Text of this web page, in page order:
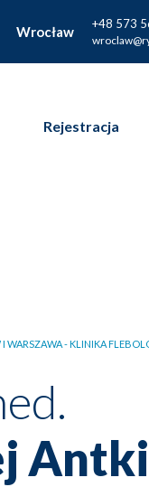
Wrocław
+48 573
Rejestracja
WARSZAWA - KLINIKA